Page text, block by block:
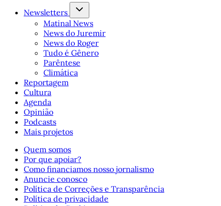
Newsletters
Matinal News
News do Juremir
News do Roger
Tudo é Gênero
Parêntese
Climática
Reportagem
Cultura
Agenda
Opinião
Podcasts
Mais projetos
Quem somos
Por que apoiar?
Como financiamos nosso jornalismo
Anuncie conosco
Política de Correções e Transparência
Política de privacidade